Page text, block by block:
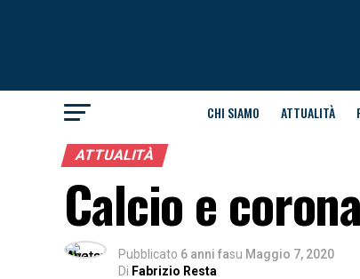
CHI SIAMO ATTUALITÀ
ATTUALITÀ
Calcio e
Pubblicato 6 anni fasu Maggio 7, 2020
Di Fabrizio Resta